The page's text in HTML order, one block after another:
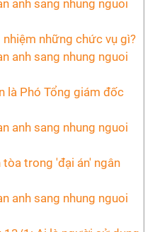
những chức vụ gì?
là Phó Tổng giám đốc
tòa trong 'đại án' ngân